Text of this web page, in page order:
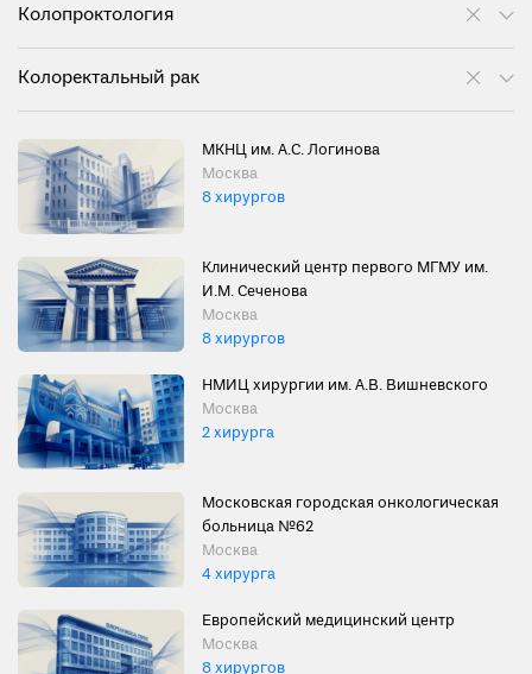
Колопроктология
Колоректальный рак
МКНЦ им. А.С. Логинова
Москва
8 хирургов
Клинический центр первого МГМУ им.
И.М. Сеченова
Москва
8 хирургов
НМИЦ хирургии им. А.В. Вишневского
Москва
2 хирурга
Московская городская онкологическая
больница №62
Москва
4 хирурга
Европейский медицинский центр
Москва
8 хирургов